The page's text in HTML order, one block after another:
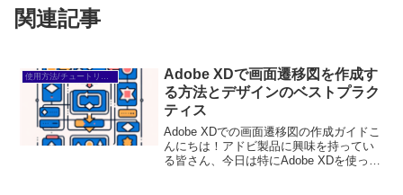
関連記事
Adobe XDで画面遷移図を作成す
る方法とデザインのベストプラク
ティス
Adobe XDでの画面遷移図の作成ガイドこ
んにちは！アドビ製品に興味を持ってい
る皆さん、今日は特にAdobe XDを使った